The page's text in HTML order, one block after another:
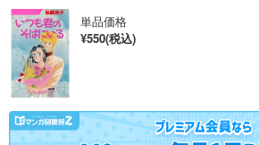
単品価格
¥550(税込)